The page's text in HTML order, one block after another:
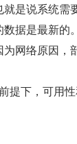
是说系统
据是最新的。
网络原因，
下，可用性